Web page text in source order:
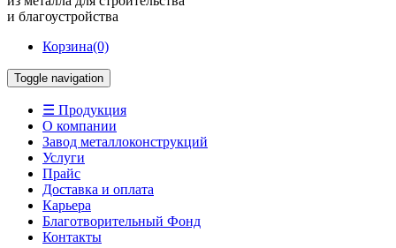
и благоустройства
Корзина(0)
Toggle navigation
☰ Продукция
О компании
Завод металлоконструкций
Услуги
Прайс
Доставка и оплата
Карьера
Благотворительный Фонд
Контакты